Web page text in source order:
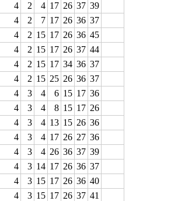
4
2 4 17 26 37 39
4
2 7 17 26 36 37
4
2 15 17 26 36 45
4
2 15 17 26 37 44
4
2 15 17 34 36 37
4
2 15 25 26 36 37
4
3 4 6 15 17 36
4
3 4 8 15 17 26
4
3 4 13 15 26 36
4
3 4 17 26 27 36
4
3 4 26 36 37 39
4
3 14 17 26 36 37
4
3 15 17 26 36 40
4
3 15 17 26 37 41